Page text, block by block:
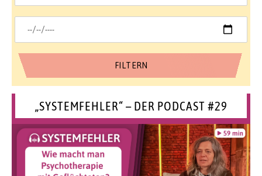
„SYSTEMFEHLER“ – DER PODCAST #29